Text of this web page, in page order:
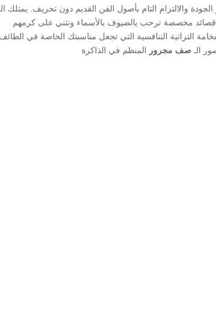
والالتزام التام بأصول الفن القديم دون تحريف. يمتلك
قصائد مخصصة ترحب بالضيوف بالأسماء وتثني على كرمهم
التراثية التنافسية التي تجعل مناسبتك الخاصة في الطائف
الـ صف مجرور المنظم في الذاكرة